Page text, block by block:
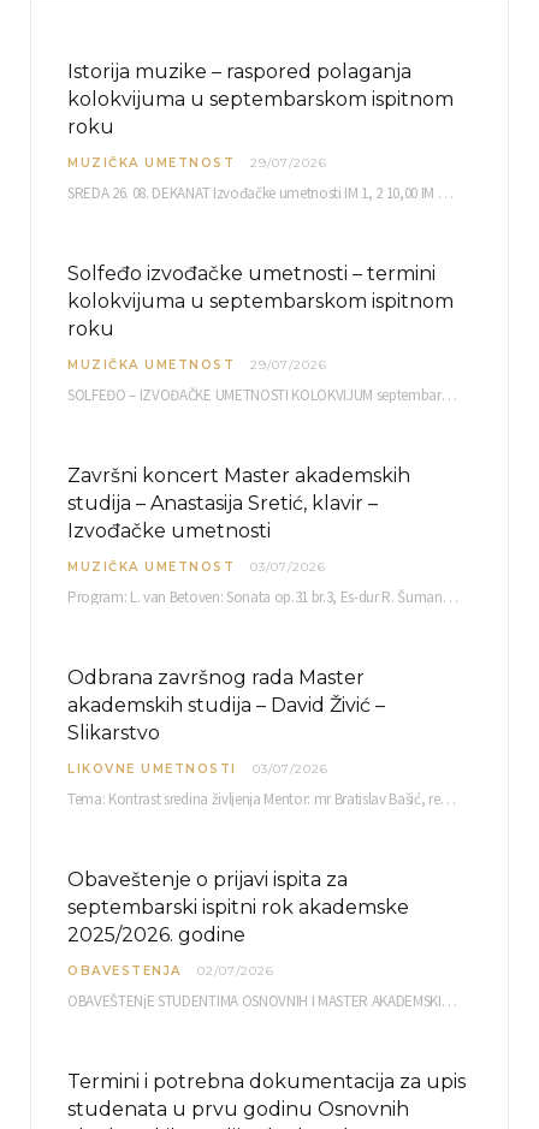
Istorija muzike – raspored polaganja
kolokvijuma u septembarskom ispitnom
roku
MUZIČKA UMETNOST 29/07/2026
SREDA 26. 08. DEKANAT Izvođačke umetnosti IM 1, 2 10,00 IM 3, 4 10,30 IM…
Solfeđo izvođačke umetnosti – termini
kolokvijuma u septembarskom ispitnom
roku
MUZIČKA UMETNOST 29/07/2026
SOLFEĐO – IZVOĐAČKE UMETNOSTI KOLOKVIJUM septembarski ispitni rok četvrtak, 03.09.2026. uč. br. 12 PISMENI…
Završni koncert Master akademskih
studija – Anastasija Sretić, klavir –
Izvođačke umetnosti
MUZIČKA UMETNOST 03/07/2026
Program: L. van Betoven: Sonata op.31 br.3, Es-dur R. Šuman: Bečki karneval op.26 K. Debisi:…
Odbrana završnog rada Master
akademskih studija – David Živić –
Slikarstvo
LIKOVNE UMETNOSTI 03/07/2026
Tema: Kontrast sredina življenja Mentor: mr Bratislav Bašić, redovni profesor Sreda, 08.07.2026. u…
Obaveštenje o prijavi ispita za
septembarski ispitni rok akademske
2025/2026. godine
OBAVESTENJA 02/07/2026
OBAVEŠTENjE STUDENTIMA OSNOVNIH I MASTER AKADEMSKIH STUDIJA ELEKTRONSKA PRIJAVA ISPITA za septembarski ispitni rok za…
Termini i potrebna dokumentacija za upis
studenata u prvu godinu Osnovnih